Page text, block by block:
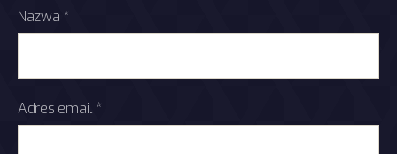
Nazwa *
Adres email *